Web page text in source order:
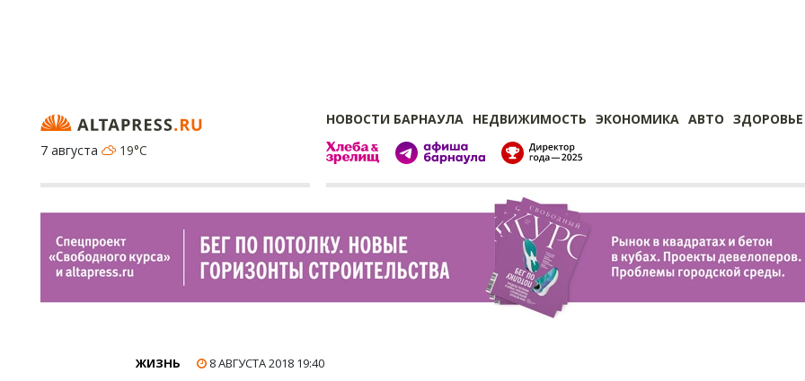
НОВОСТИ БАРНАУЛА НЕДВИЖИМОСТЬ ЭКОНОМИКА АВТО ЗДОРОВЬЕ
7 августа
19°C
ЖИЗНЬ 8 АВГУСТА 2018 19:40